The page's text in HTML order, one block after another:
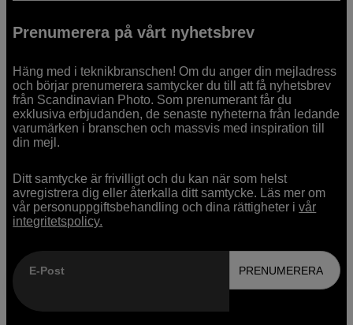
Prenumerera på vårt nyhetsbrev
Häng med i teknikbranschen! Om du anger din mejladress
och börjar prenumerera samtycker du till att få nyhetsbrev
från Scandinavian Photo. Som prenumerant får du
exklusiva erbjudanden, de senaste nyheterna från ledande
varumärken i branschen och massvis med inspiration till
din mejl.
Ditt samtycke är frivilligt och du kan när som helst
avregistrera dig eller återkalla ditt samtycke. Läs mer om
vår personuppgiftsbehandling och dina rättigheter ivår
integritetspolicy.
E-Post PRENUMERERA